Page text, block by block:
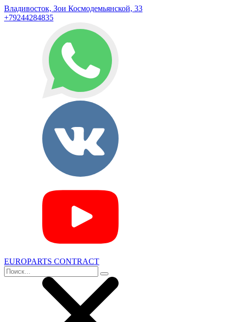
Владивосток, Зои Космодемьянской, 33
+79244284835
EUROPARTS CONTRACT